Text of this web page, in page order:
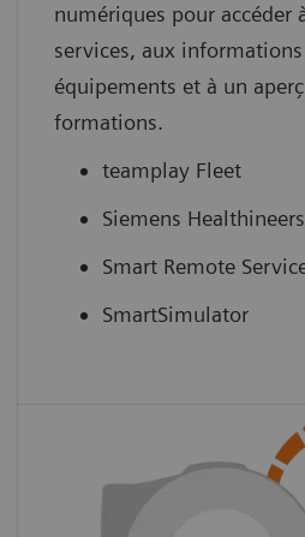
numériques pour accéder
services, aux
équipements et à un
formations.
teamplay Fleet
Siemens
Smart Remote
SmartSimulator